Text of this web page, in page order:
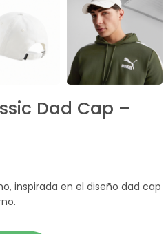
Dad Cap –
inspirada en el diseño dad cap